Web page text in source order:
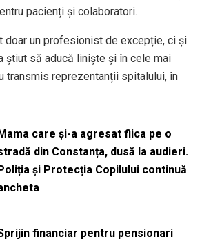
pacienți și colaboratori.
doar un profesionist de excepție, ci și
știut să aducă liniște și în cele mai
transmis reprezentanții spitalului, în
care și-a agresat fiica pe o
din Constanța, dusă la audieri.
și Protecția Copilului continuă
financiar pentru pensionari